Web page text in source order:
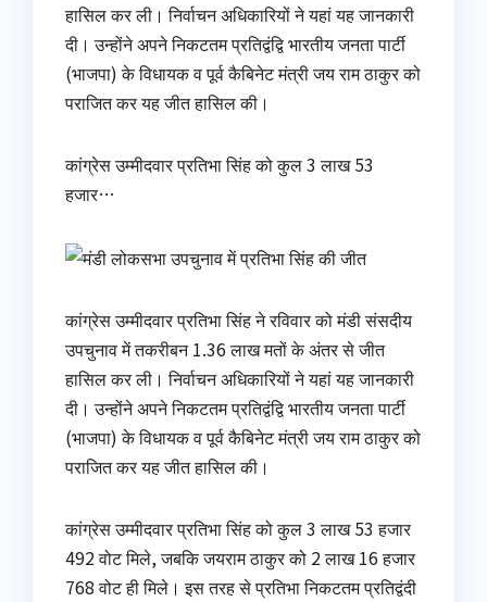
हासिल कर ली। निर्वाचन अधिकारियों ने यहां यह जानकारी
दी। उन्होंने अपने निकटतम प्रतिद्वंद्वि भारतीय जनता पार्टी
(भाजपा) के विधायक व पूर्व कैबिनेट मंत्री जय राम ठाकुर को
पराजित कर यह जीत हासिल की।
कांग्रेस उम्मीदवार प्रतिभा सिंह को कुल 3 लाख 53
हजार…
कांग्रेस उम्मीदवार प्रतिभा सिंह ने रविवार को मंडी संसदीय
उपचुनाव में तकरीबन 1.36 लाख मतों के अंतर से जीत
हासिल कर ली। निर्वाचन अधिकारियों ने यहां यह जानकारी
दी। उन्होंने अपने निकटतम प्रतिद्वंद्वि भारतीय जनता पार्टी
(भाजपा) के विधायक व पूर्व कैबिनेट मंत्री जय राम ठाकुर को
पराजित कर यह जीत हासिल की।
कांग्रेस उम्मीदवार प्रतिभा सिंह को कुल 3 लाख 53 हजार
492 वोट मिले, जबकि जयराम ठाकुर को 2 लाख 16 हजार
768 वोट ही मिले। इस तरह से प्रतिभा निकटतम प्रतिद्वंदी